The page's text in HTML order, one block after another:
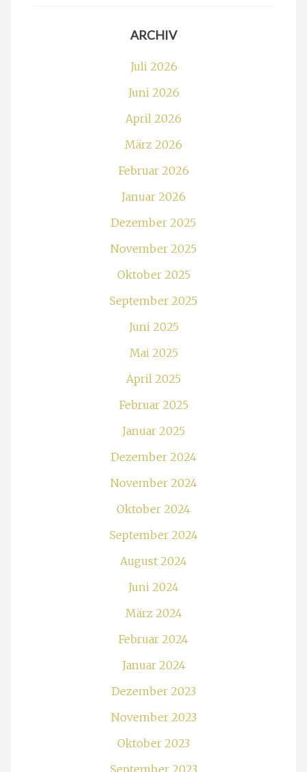
ARCHIV
Juli 2026
Juni 2026
April 2026
März 2026
Februar 2026
Januar 2026
Dezember 2025
November 2025
Oktober 2025
September 2025
Juni 2025
Mai 2025
April 2025
Februar 2025
Januar 2025
Dezember 2024
November 2024
Oktober 2024
September 2024
August 2024
Juni 2024
März 2024
Februar 2024
Januar 2024
Dezember 2023
November 2023
Oktober 2023
September 2023